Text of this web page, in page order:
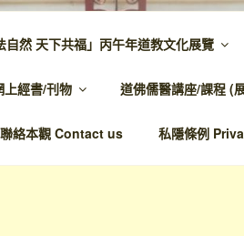
頁
，百業昌興
自然 天下共福」丙午年道教文化展覽
上經書/刊物 道佛儒醫講座/課程 (
聯絡本觀 Contact us 私隱條例